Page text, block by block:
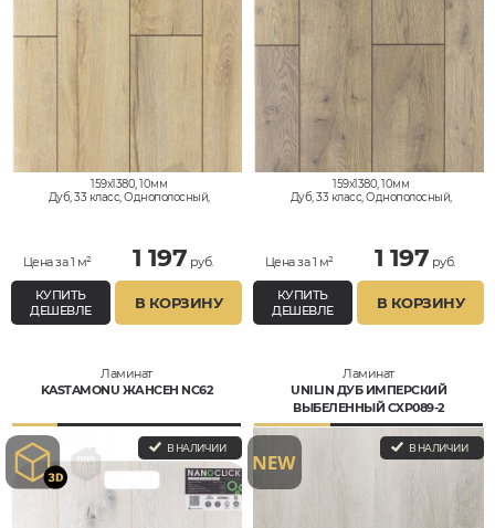
159x1380, 10мм
Дуб, 33 класс, Однополосный,
Цена за 1 м² 1 197 руб.
КУПИТЬ
ДЕШЕВЛЕ
В КОРЗИНУ
159x1380, 10мм
Дуб, 33 класс, Однополосный,
Цена за 1 м² 1 197 руб.
КУПИТЬ
ДЕШЕВЛЕ
В КОРЗИНУ
Ламинат
KASTAMONU ЖАНСЕН NC62
В НАЛИЧИИ
Ламинат
UNILIN ДУБ ИМПЕРСКИЙ
ВЫБЕЛЕННЫЙ CXP089-2
В НАЛИЧИИ